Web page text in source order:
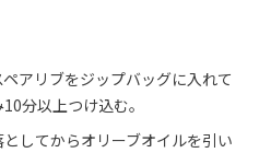
アリブをジップバッグに入れて
分以上つけ込む。
してからオリーブオイルを引い